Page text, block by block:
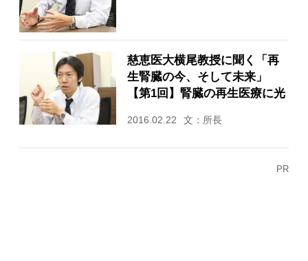
慈恵医大横尾教授に聞く「再
生腎臓の今、そして未来」
【第1回】腎臓の再生医療に光
2016.02.22 文：所長
PR